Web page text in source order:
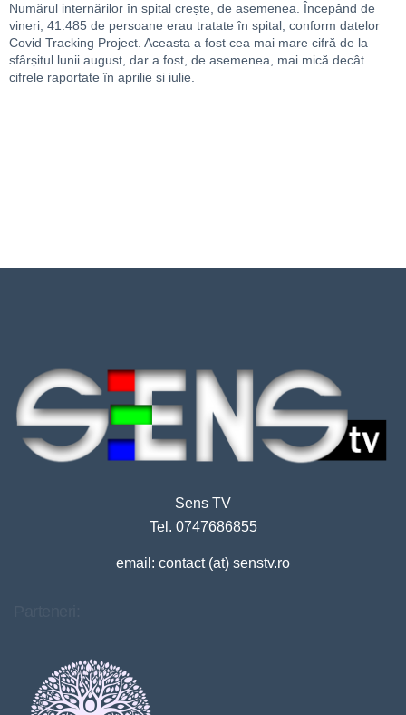
Numărul internărilor în spital crește, de asemenea. Începând de
vineri, 41.485 de persoane erau tratate în spital, conform datelor
Covid Tracking Project. Aceasta a fost cea mai mare cifră de la
sfârșitul lunii august, dar a fost, de asemenea, mai mică decât
cifrele raportate în aprilie și iulie.
Sens TV
Tel. 0747686855
email: contact (at) senstv.ro